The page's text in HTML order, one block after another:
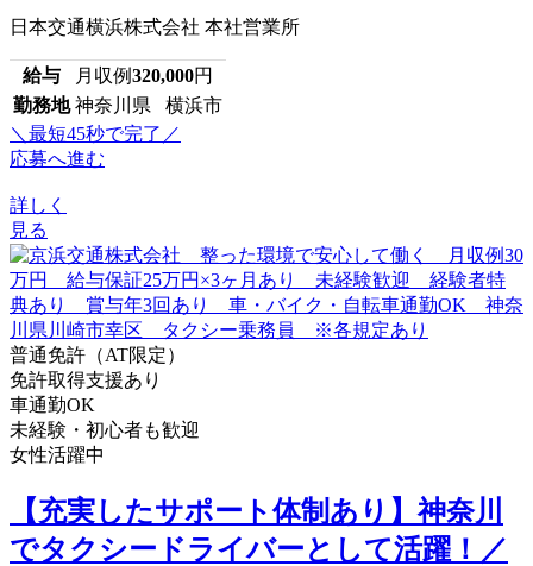
日本交通横浜株式会社 本社営業所
給与 月収例320,000円
勤務地 神奈川県 横浜市
＼最短45秒で完了／
応募へ進む
詳しく
見る
普通免許（AT限定）
免許取得支援あり
車通勤OK
未経験・初心者も歓迎
女性活躍中
【充実したサポート体制あり】神奈川
でタクシードライバーとして活躍！／